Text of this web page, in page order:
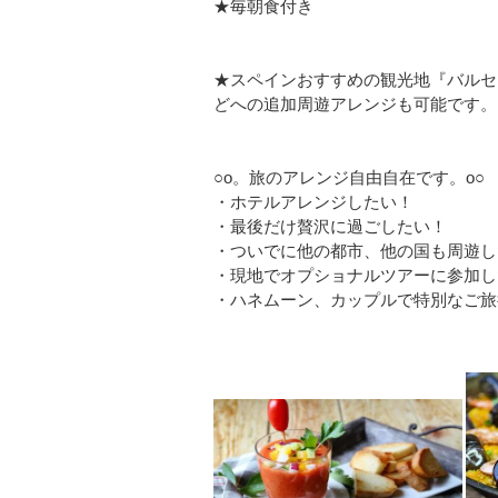
★毎朝食付き
★スペインおすすめの観光地『バル
どへの追加周遊アレンジも可能です。
○o。旅のアレンジ自由自在です。o○
・ホテルアレンジしたい！
・最後だけ贅沢に過ごしたい！
・ついでに他の都市、他の国も周遊
・現地でオプショナルツアーに参加
・ハネムーン、カップルで特別なご